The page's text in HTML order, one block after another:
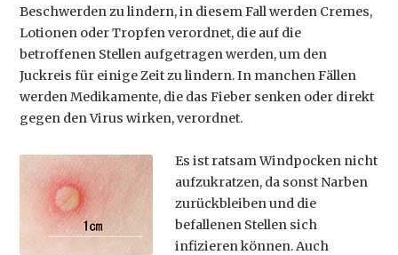
Beschwerden zu lindern, in diesem Fall werden Cremes,
Lotionen oder Tropfen verordnet, die auf die
betroffenen Stellen aufgetragen werden, um den
Juckreis für einige Zeit zu lindern. In manchen Fällen
werden Medikamente, die das Fieber senken oder direkt
gegen den Virus wirken, verordnet.
Es ist ratsam Windpocken nicht
aufzukratzen, da sonst Narben
zurückbleiben und die
befallenen Stellen sich
infizieren können. Auch